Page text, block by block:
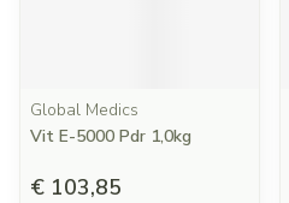
Global Medics
Vit E-5000 Pdr 1,0kg
€ 103,85